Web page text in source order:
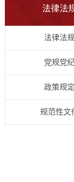
法律法
法律法
党规党
政策规定
规范性文